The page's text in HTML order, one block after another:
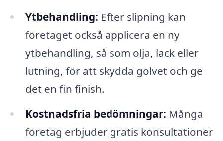
Ytbehandling: Efter slipning kan
företaget också applicera en ny
ytbehandling, så som olja, lack eller
lutning, för att skydda golvet och ge
det en fin finish.
Kostnadsfria bedömningar: Många
företag erbjuder gratis konsultationer